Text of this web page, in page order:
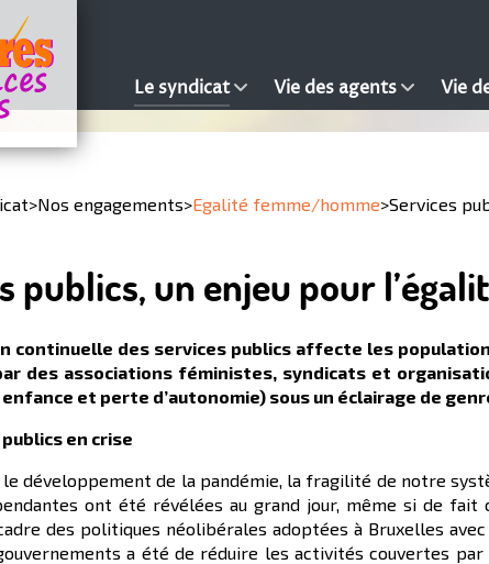
Le syndicat Vie des agents Vie
>Nos engagements>Egalité femme/homme>Services
publics, un enjeu pour
continuelle des services publics affecte les
des associations féministes, syndicats et
et perte d’autonomie) sous un éclairage de
en crise
le développement de la pandémie, la fragilité de notre
ont été révélées au grand jour, même si de
des politiques néolibérales adoptées à Bruxelles
a été de réduire les activités couvertes